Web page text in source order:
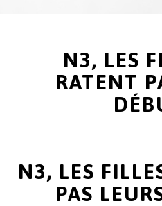
N3, LES
RATENT
N3, LES
PAS